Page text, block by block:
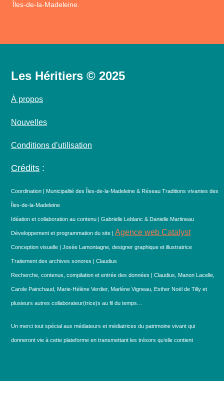
Îles-de-la-Madeleine.
Les Héritiers © 2025
À propos
Nouvelles
Conditions d’utilisation
Crédits :
Coordination | Municipalité des Îles-de-la-Madeleine & Réseau Traditions vivantes des
Îles-de-la-Madeleine
Idéation et collaboration au contenu | Gabrielle Leblanc & Danielle Martineau
Développement et programmation du site | Agence web Catalyst
Conception visuelle | Josée Lamontagne, designer graphique et illustratrice
Traitement des archives sonores | Claudius
Recherche, contenus, compilation et entrée des données | Claudius, Manon Lacelle,
Carole Painchaud, Marie-Hélène Verdier, Marlène Vigneau, Esther Noël de Tilly et
plusieurs autres collaborateur(trice)s au fil du temps…
Un merci tout spécial aux médiateurs et médiatrices du patrimoine vivant qui
donneront vie à cette plateforme en transmettant les trésors qu’elle contient